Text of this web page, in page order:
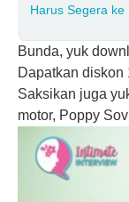
Harus Segera ke
Bunda, yuk
Dapatkan diskon
Saksikan juga
motor, Poppy